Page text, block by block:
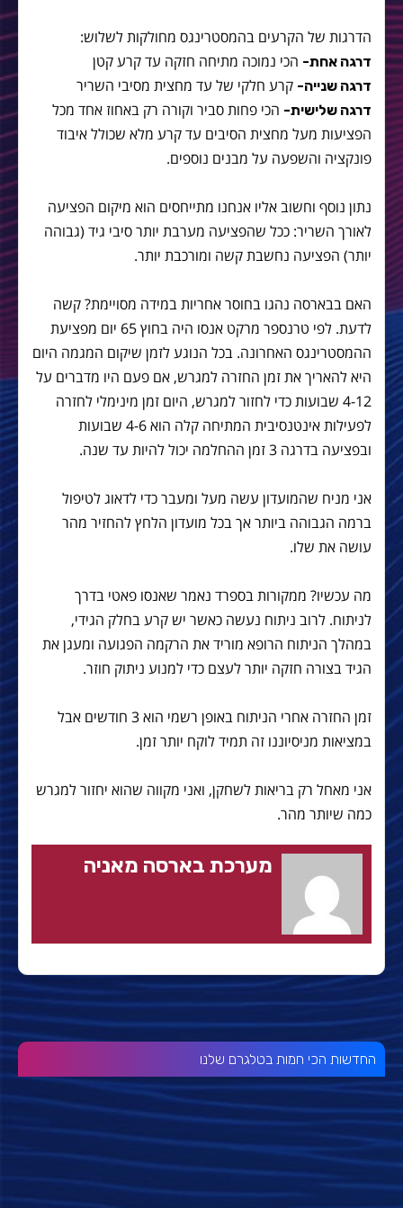
הדרגות של הקרעים בהמסטרינגס מחולקות לשלוש:
דרגה אחת- הכי נמוכה מתיחה חזקה עד קרע קטן
דרגה שנייה- קרע חלקי של עד מחצית מסיבי השריר
דרגה שלישית- הכי פחות סביר וקורה רק באחוז אחד מכל
הפציעות מעל מחצית הסיבים עד קרע מלא שכולל איבוד
פונקציה והשפעה על מבנים נוספים.
נתון נוסף וחשוב אליו אנחנו מתייחסים הוא מיקום הפציעה
לאורך השריר: ככל שהפציעה מערבת יותר סיבי גיד (גבוהה
יותר) הפציעה נחשבת קשה ומורכבת יותר.
האם בבארסה נהגו בחוסר אחריות במידה מסויימת? קשה
לדעת. לפי טרנספר מרקט אנסו היה בחוץ 65 יום מפציעת
ההמסטרינגס האחרונה. בכל הנוגע לזמן שיקום המגמה היום
היא להאריך את זמן החזרה למגרש, אם פעם היו מדברים על
4-12 שבועות כדי לחזור למגרש, היום זמן מינימלי לחזרה
לפעילות אינטנסיבית המתיחה קלה הוא 4-6 שבועות
ובפציעה בדרגה 3 זמן ההחלמה יכול להיות עד שנה.
אני מניח שהמועדון עשה מעל ומעבר כדי לדאוג לטיפול
ברמה הגבוהה ביותר אך בכל מועדון הלחץ להחזיר מהר
עושה את שלו.
מה עכשיו? ממקורות בספרד נאמר שאנסו פאטי בדרך
לניתוח. לרוב ניתוח נעשה כאשר יש קרע בחלק הגידי,
במהלך הניתוח הרופא מוריד את הרקמה הפגועה ומעגן את
הגיד בצורה חזקה יותר לעצם כדי למנוע ניתוק חוזר.
זמן החזרה אחרי הניתוח באופן רשמי הוא 3 חודשים אבל
במציאות מניסיוננו זה תמיד לוקח יותר זמן.
אני מאחל רק בריאות לשחקן, ואני מקווה שהוא יחזור למגרש
כמה שיותר מהר.
מערכת בארסה מאניה
החדשות הכי חמות בטלגרם שלנו